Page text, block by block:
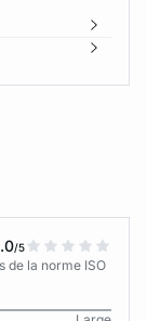
/5
de la norme ISO